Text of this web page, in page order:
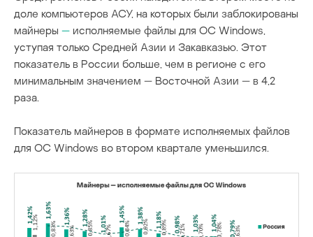
доле компьютеров АСУ, на которых были заблокированы
майнеры — исполняемые файлы для ОС Windows,
уступая только Средней Азии и Закавказью. Этот
показатель в России больше, чем в регионе с его
минимальным значением — Восточной Азии — в 4,2
раза.
Показатель майнеров в формате исполняемых файлов
для ОС Windows во втором квартале уменьшился.